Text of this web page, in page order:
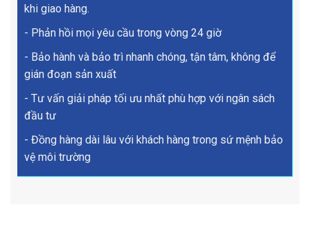
khi giao hàng.
- Phản hồi mọi yêu cầu trong vòng 24 giờ
- Bảo hành và bảo trì nhanh chóng, tận tâm, không để
gián đoạn sản xuất
- Tư vấn giải pháp tối ưu nhất phù hợp với ngân sách
đầu tư
- Đồng hàng dài lâu với khách hàng trong sứ mệnh bảo
vệ môi trường